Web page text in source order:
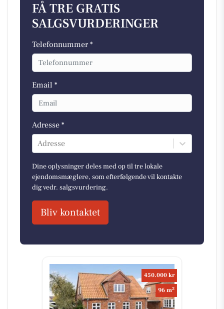
FÅ TRE GRATIS
SALGSVURDERINGER
Telefonnummer *
Email *
Adresse *
Adresse
Dine oplysninger deles med op til tre lokale
ejendomsmæglere, som efterfølgende vil kontakte
dig vedr. salgsvurdering.
Bliv kontaktet
450.000 kr
96 m2